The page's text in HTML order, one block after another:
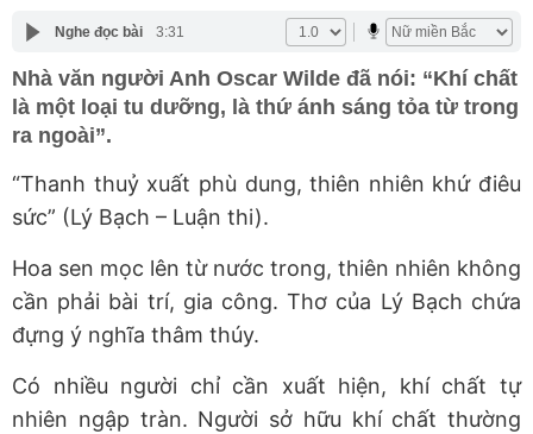
Nghe đọc bài 3:31
Nhà văn người Anh Oscar Wilde đã nói: “Khí chất
là một loại tu dưỡng, là thứ ánh sáng tỏa từ trong
ra ngoài”.
“Thanh thuỷ xuất phù dung, thiên nhiên khứ điêu
sức” (Lý Bạch – Luận thi).
Hoa sen mọc lên từ nước trong, thiên nhiên không
cần phải bài trí, gia công. Thơ của Lý Bạch chứa
đựng ý nghĩa thâm thúy.
Có nhiều người chỉ cần xuất hiện, khí chất tự
nhiên ngập tràn. Người sở hữu khí chất thường